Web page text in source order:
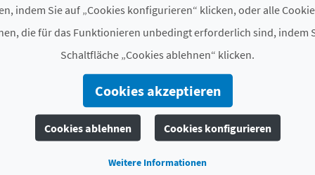
mit der Familie finden.Vogelbeobachtung , Craft-
Reisen vor, die Ihnen in bester Erinnerung bleiben
indem Sie auf „Cookies konfigurieren“ klicken, oder alle
die für das Funktionieren unbedingt erforderlich sind, indem
Schaltfläche „Cookies ablehnen“ klicken.
Cookies akzeptieren
Cookies ablehnen Cookies konfigurieren
Weitere Informationen